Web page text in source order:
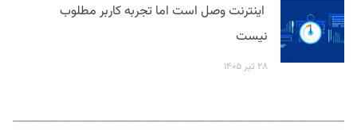
اینترنت وصل است اما تجربه کاربر مطلوب
نیست
۲۸ تیر ۱۴۰۵